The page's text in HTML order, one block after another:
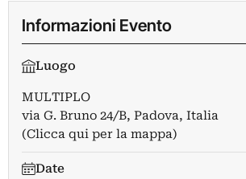
Informazioni Evento
Luogo
MULTIPLO
via G. Bruno 24/B, Padova, Italia
(Clicca qui per la mappa)
Date